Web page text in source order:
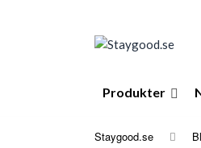
Produkter
Staygood.se